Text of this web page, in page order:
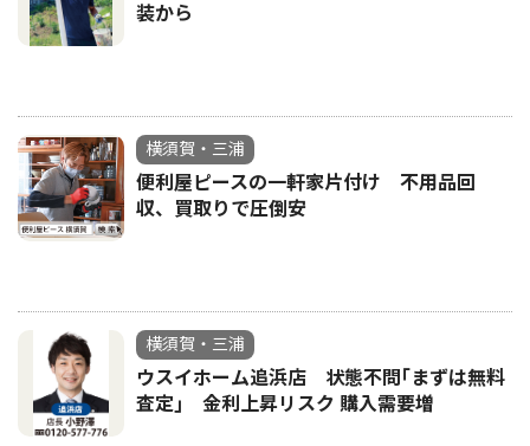
装から
横須賀・三浦
便利屋ピースの一軒家片付け 不用品回
収、買取りで圧倒安
横須賀・三浦
ウスイホーム追浜店 状態不問｢まずは無料
査定｣ 金利上昇リスク 購入需要増